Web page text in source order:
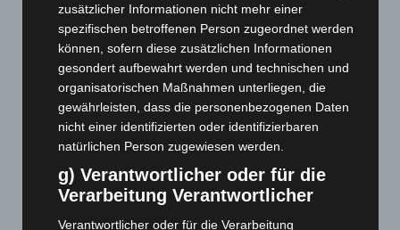
Niedersachsen: Feuerwehrkräfte kehren nach
Waldbrandeinsatz aus Spanien zurück
Hannover: Erste Tigermücken-Population in Niedersachsen
entdeckt
7. August 2026
Brand im „Haus der Begegnung“ in Neuwarmbüchen schnell
eingedämmt
zusätzlicher Informationen nicht mehr einer
spezifischen betroffenen Person zugeordnet werden
können, sofern diese zusätzlichen Informationen
gesondert aufbewahrt werden und technischen und
organisatorischen Maßnahmen unterliegen, die
gewährleisten, dass die personenbezogenen Daten
nicht einer identifizierten oder identifizierbaren
natürlichen Person zugewiesen werden.
g) Verantwortlicher oder für die
Verarbeitung Verantwortlicher
Verantwortlicher oder für die Verarbeitung